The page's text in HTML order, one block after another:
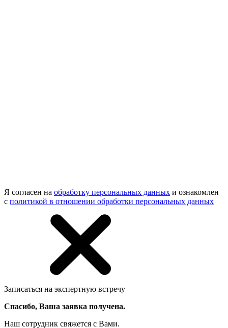
Я согласен на обработку персональных данных и ознакомлен
с политикой в отношении обработки персональных данных
Записаться на экспертную встречу
Спасибо, Ваша заявка получена.
Наш сотрудник свяжется с Вами.